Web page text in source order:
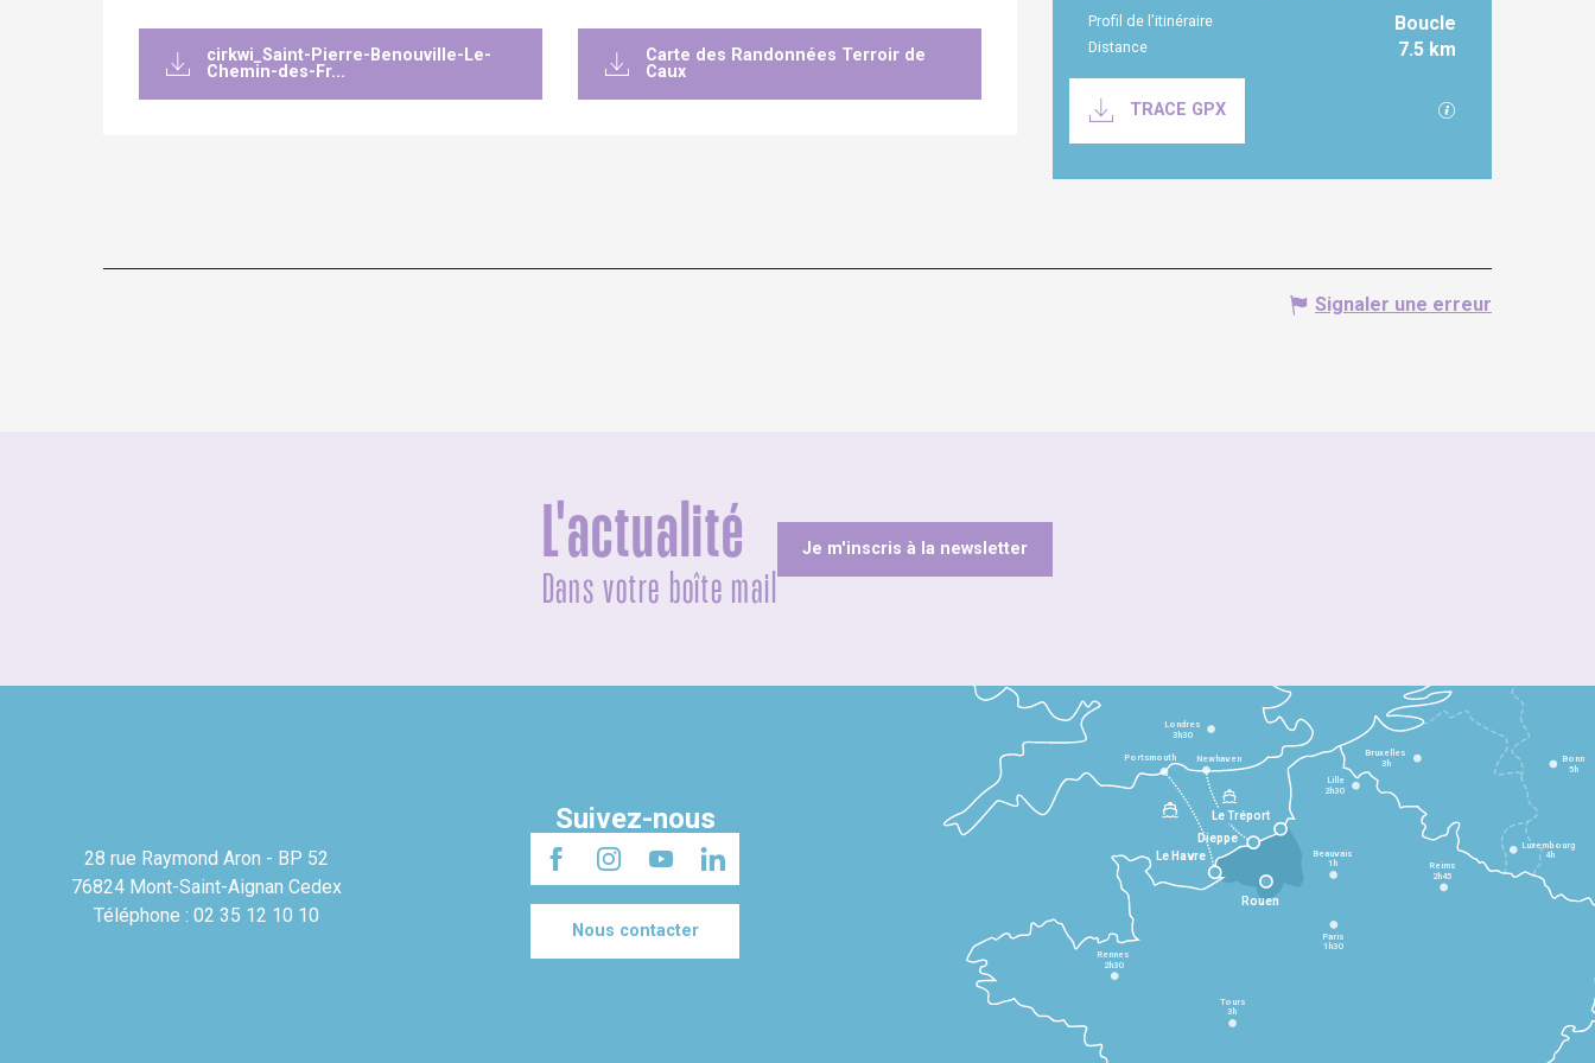
Rouen
Profil de l’itinéraire Boucle
Distance 7.5 km
Documentation
TRACE GPX
cirkwi_Saint-Pierre-Benouville-Le-
Chemin-des-Fr...
Carte des Randonnées Terroir de
Caux
Signaler une erreur
L'actualité
Dans votre boîte mail
Je m'inscris à la newsletter
28 rue Raymond Aron - BP 52
76824 Mont-Saint-Aignan Cedex
Téléphone : 02 35 12 10 10
Suivez-nous
Nous contacter
Le Havre
Dieppe
Le Tréport
Rennes
2h30
Tours
3h
Paris
1h30
Beauvais
1h Reims
2h45
Lille
2h30
Bruxelles
3h
Londres
3h30
Newhaven
Portsmouth Bonn
5h
Luxembourg
4h
Rouen